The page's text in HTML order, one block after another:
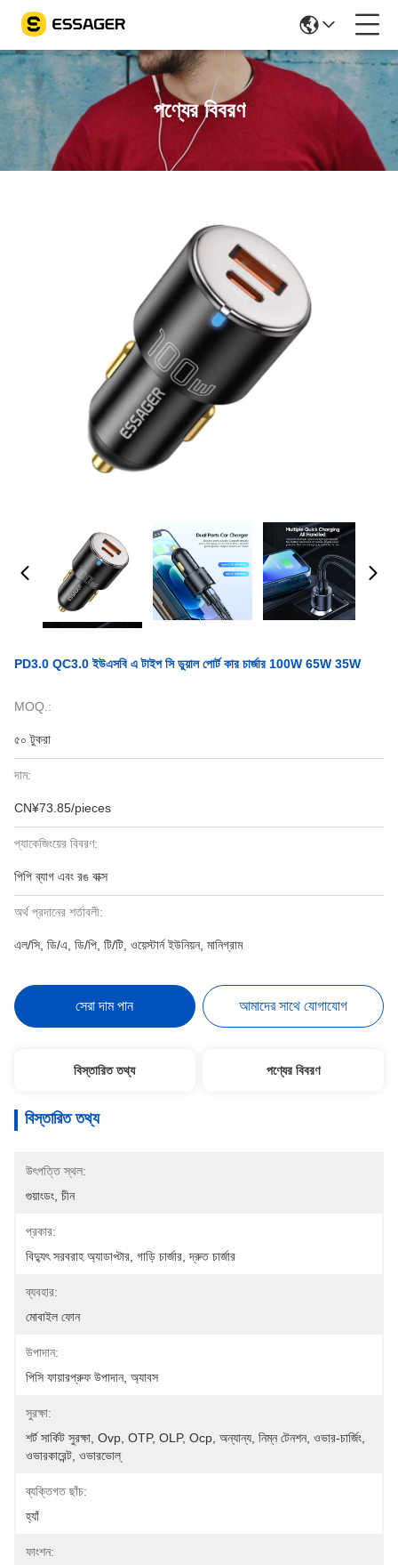
পণ্যের বিবরণ
PD3.0 QC3.0 ইউএসবি এ টাইপ সি ডুয়াল পোর্ট কার চার্জার 100W 65W 35W
MOQ.:
৫০ টুকরা
দাম:
CN¥73.85/pieces
প্যাকেজিংয়ের বিবরণ:
পিপি ব্যাগ এবং রঙ বাক্স
অর্থ প্রদানের শর্তাবলী:
এল/সি, ডি/এ, ডি/পি, টি/টি, ওয়েস্টার্ন ইউনিয়ন, মানিগ্রাম
সেরা দাম পান আমাদের সাথে যোগাযোগ
বিস্তারিত তথ্য পণ্যের বিবরণ
বিস্তারিত তথ্য
উৎপত্তি স্থল:
গুয়াংডং, চীন
প্রকার:
বিদ্যুৎ সরবরাহ অ্যাডাপ্টার, গাড়ি চার্জার, দ্রুত চার্জার
ব্যবহার:
মোবাইল ফোন
উপাদান:
পিসি ফায়ারপ্রুফ উপাদান, অ্যাবস
সুরক্ষা:
শর্ট সার্কিট সুরক্ষা, Ovp, OTP, OLP, Ocp, অন্যান্য, নিম্ন টেনশন, ওভার-চার্জিং,
ওভারকারেন্ট, ওভারভোল্
ব্যক্তিগত ছাঁচ:
হ্যাঁ
ফাংশন: